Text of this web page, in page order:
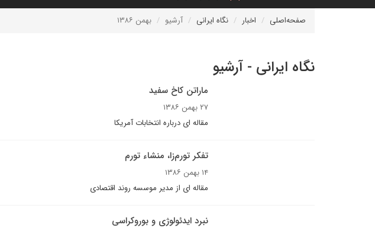
صفحه‌اصلی اخبار نگاه ایرانی آرشیو بهمن ۱۳۸۶
نگاه ایرانی - آرشیو
ماراتن کاخ سفيد
۲۷ بهمن ۱۳۸۶
مقاله اى درباره انتخابات آمريکا
تفکر تورم‌زا، منشاء تورم
۱۴ بهمن ۱۳۸۶
مقاله ای از مدیر موسسه روند اقتصادی
نبرد ایدئولوژی و بوروکراسی